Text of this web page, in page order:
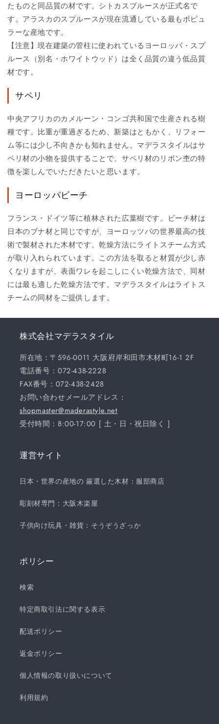
たものと同品質の材です。シトカスプルースが正式名で
す。アラスカのスプルースが現在流通している最もポピュ
ラーな産地です。
【注意】現在建築の管柱に使われているヨーロッパ・スプ
ルース（別名・ホワイトウッド）は全く品質の違う低品質
材です。
サペリ
中央アフリカのカメルーン・コンゴ共和国で生産される樹
種です。比重が重過ぎるため、新築はともかく、リフォー
ム等には少し不向きかも知れません。マデラスタイルはサ
ペリ材の小物を提供することで、サペリ材のリボン杢の特
徴を楽しんでいただきたいと思います。
ヨーロッパビーチ
フランス・ドイツ等に植林された広葉樹です。ビーチ材は
日本のブナ材と同じですが、ヨーロッツパの世界最高の技
術で製材された木材です。乾燥方法にライトスチーム方式
が取り入れられています。この方法を取ると材質が少し赤
くなりますが、表面ワレを起こしにくい乾燥方法で、同材
には最も適した乾燥方法です。マデラスタイルはライトス
チームの同材をご提供します。
株式会社マデラスタイル
所在地：〒596-0011 大阪府岸和田市木材町16-1 2F
電話番号：072-438-2228
FAX番号：072-438-2428
お問い合わせメールアドレス：
shopmaster@maderastyle.net
受付時間：8:00-17:00 [ 土・日・祝日除く ]
運営サイト
日本・世界の産地の 厳選した木材：服部商店
彫刻材専門：大阪木楽屋
子供向け玩具・雑貨：そうぞうざっか
ポリシー
検索
特定商取引法に関する表示
配送ポリシー
返金ポリシー
個人情報の取り扱いについて
利用規約